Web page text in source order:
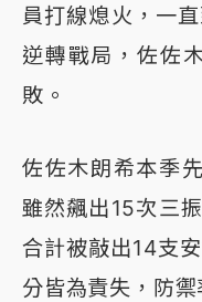
員打線熄火，一
逆轉戰局，佐佐
敗。
佐佐木朗希本季
雖然飆出15次三
合計被敲出14支
分皆為責失，防